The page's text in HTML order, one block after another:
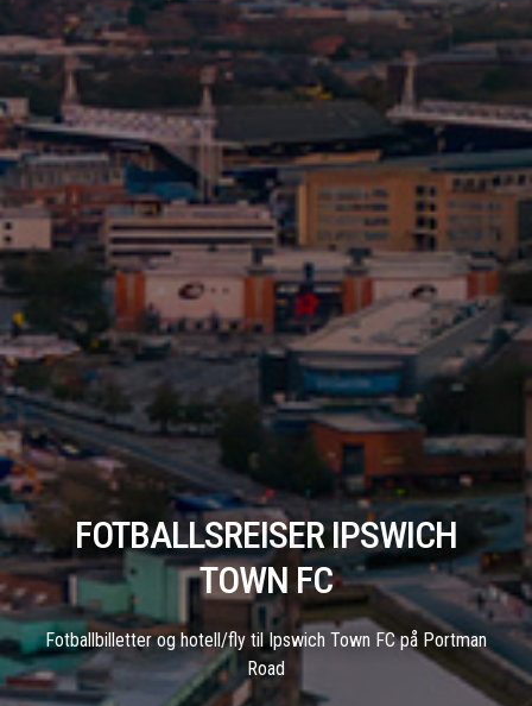
FOTBALLSREISER IPSWICH
TOWN FC
Fotballbilletter og hotell/fly til Ipswich Town FC på Portman
Road